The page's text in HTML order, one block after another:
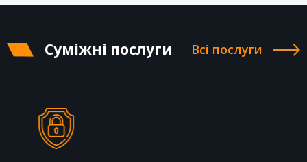
Суміжні послуги Всі послуги